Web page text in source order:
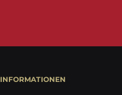
INFORMATIONEN